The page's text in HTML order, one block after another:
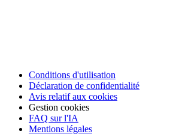
Conditions d'utilisation
Déclaration de confidentialité
Avis relatif aux cookies
Gestion cookies
FAQ sur l'IA
Mentions légales